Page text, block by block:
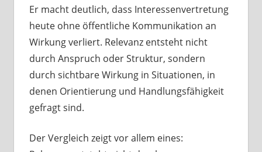
Er macht deutlich, dass Interessenvertretung
heute ohne öffentliche Kommunikation an
Wirkung verliert. Relevanz entsteht nicht
durch Anspruch oder Struktur, sondern
durch sichtbare Wirkung in Situationen, in
denen Orientierung und Handlungsfähigkeit
gefragt sind.
Der Vergleich zeigt vor allem eines: